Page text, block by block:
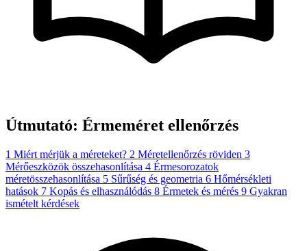
Útmutató: Érmeméret ellenőrzés
1 Miért mérjük a méreteket? 2 Méretellenőrzés röviden 3
Mérőeszközök összehasonlítása 4 Érmesorozatok
méretösszehasonlítása 5 Sűrűség és geometria 6 Hőmérsékleti
hatások 7 Kopás és elhasználódás 8 Érmetek és mérés 9 Gyakran
ismételt kérdések